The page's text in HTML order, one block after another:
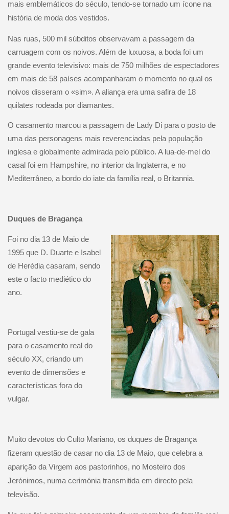
mais emblemáticos do século, tendo-se tornado um ícone na
história de moda dos vestidos.
Nas ruas, 500 mil súbditos observavam a passagem da
carruagem com os noivos. Além de luxuosa, a boda foi um
grande evento televisivo: mais de 750 milhões de espectadores
em mais de 58 países acompanharam o momento no qual os
noivos disseram o «sim». A aliança era uma safira de 18
quilates rodeada por diamantes.
O casamento marcou a passagem de Lady Di para o posto de
uma das personagens mais reverenciadas pela população
inglesa e globalmente admirada pelo público. A lua-de-mel do
casal foi em Hampshire, no interior da Inglaterra, e no
Mediterrâneo, a bordo do iate da família real, o Britannia.
Duques de Bragança
Foi no dia 13 de Maio de
1995 que D. Duarte e Isabel
de Herédia casaram, sendo
este o facto mediético do
ano.
Portugal vestiu-se de gala
para o casamento real do
século XX, criando um
evento de dimensões e
características fora do
vulgar.
Muito devotos do Culto Mariano, os duques de Bragança
fizeram questão de casar no dia 13 de Maio, que celebra a
aparição da Virgem aos pastorinhos, no Mosteiro dos
Jerónimos, numa cerimónia transmitida em directo pela
televisão.